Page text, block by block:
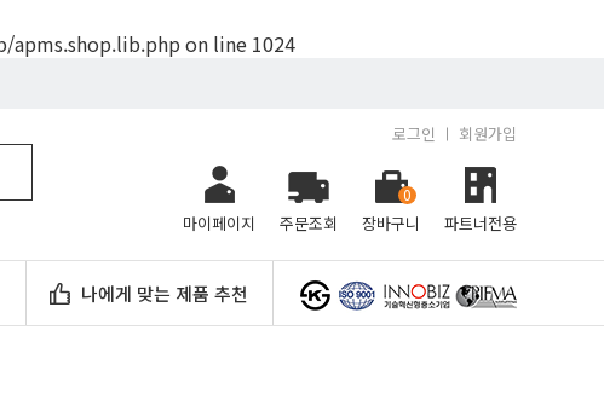
on line 1024
로그인 회원가입
마이페이지 주문조회
0
장바구니 파트너전용
나에게 맞는 제품 추천